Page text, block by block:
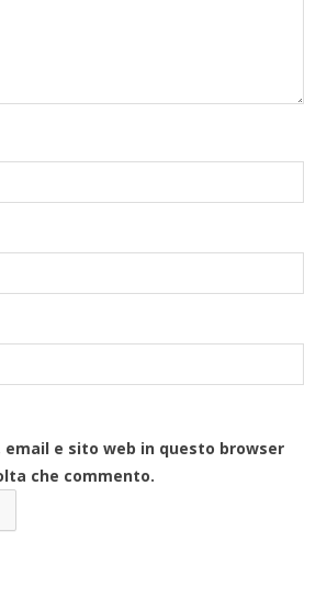
email e sito web in questo browser
che commento.